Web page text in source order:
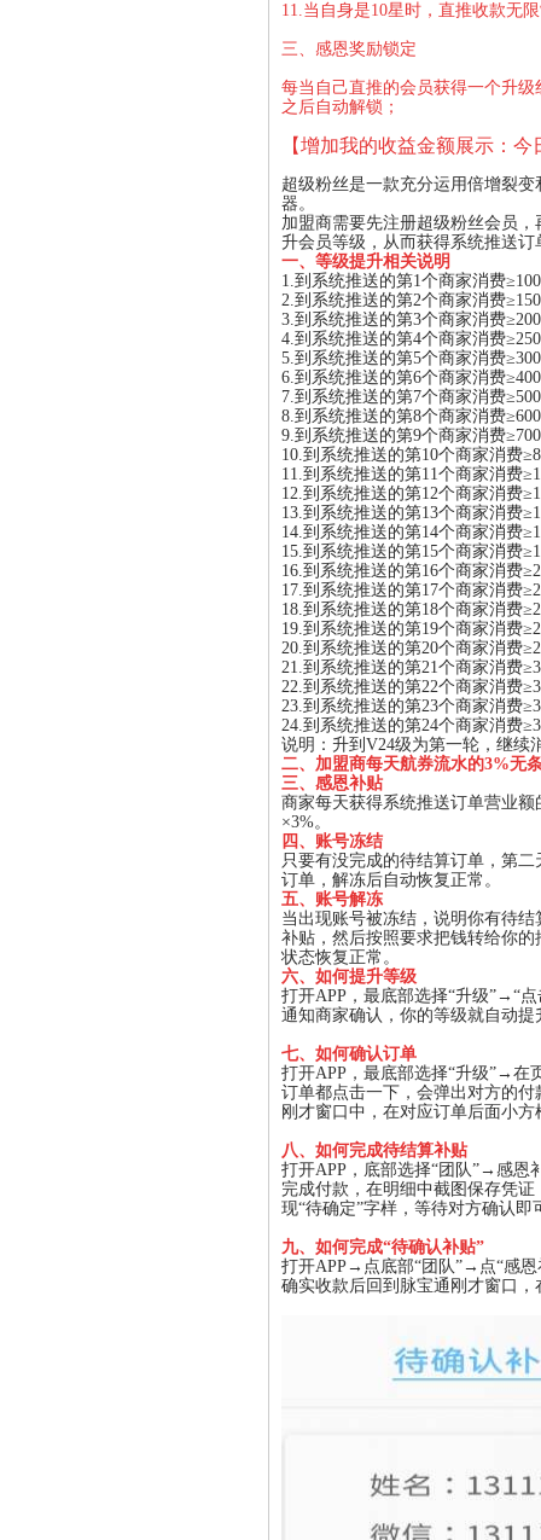
11.当自身是10星时，直推收款无
三、感恩奖励锁定
每当自己直推的会员获得一个升
之后自动解锁；
【增加我的收益金额展示：
超级粉丝是一款充分运用倍增裂
器。
加盟商需要先注册超级粉丝会员
升会员等级，从而获得系统推送
一、等级提升相关说明
1.到系统推送的第1个商家消费
2.到系统推送的第2个商家消费
3.到系统推送的第3个商家消费
4.到系统推送的第4个商家消费
5.到系统推送的第5个商家消费
6.到系统推送的第6个商家消费
7.到系统推送的第7个商家消费≥
8.到系统推送的第8个商家消费
9.到系统推送的第9个商家消费
10.到系统推送的第10个商家消费
11.到系统推送的第11个商家消费
12.到系统推送的第12个商家消费
13.到系统推送的第13个商家消费
14.到系统推送的第14个商家消费
15.到系统推送的第15个商家消费
16.到系统推送的第16个商家消费
17.到系统推送的第17个商家消费
18.到系统推送的第18个商家消费
19.到系统推送的第19个商家消费
20.到系统推送的第20个商家消费
21.到系统推送的第21个商家消费
22.到系统推送的第22个商家消费
23.到系统推送的第23个商家消费
24.到系统推送的第24个商家消费
说明：升到V24级为第一轮，继续
二、 加盟商每天航券流水的3%无
三、感恩补贴
商家每天获得系统推送订单营业
×3%。
四、账号冻结
只要有没完成的待结算订单，第
订单，解冻后自动恢复正常。
五、账号解冻
当出现账号被冻结，说明你有待
补贴，然后按照要求把钱转给你
状态恢复正常。
六、 如何提升等级
打开APP，最底部选择“升级”→“
通知商家确认，你的等级就自动提
七、 如何确认订单
打开APP，最底部选择“升级”→在
订单都点击一下，会弹出对方的
刚才窗口中，在对应订单后面小
八、 如何完成待结算补贴
打开APP，底部选择“团队”→感
完成付款，在明细中截图保存凭
现“待确定”字样，等待对方确认
九、 如何完成“待确认补贴”
打开APP→点底部“团队”→点“感
确实收款后回到脉宝通刚才窗口